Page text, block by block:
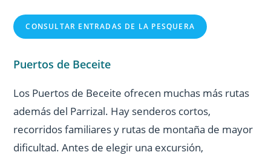
CONSULTAR ENTRADAS DE LA PESQUERA
Puertos de Beceite
Los Puertos de Beceite ofrecen muchas más rutas
además del Parrizal. Hay senderos cortos,
recorridos familiares y rutas de montaña de mayor
dificultad. Antes de elegir una excursión,